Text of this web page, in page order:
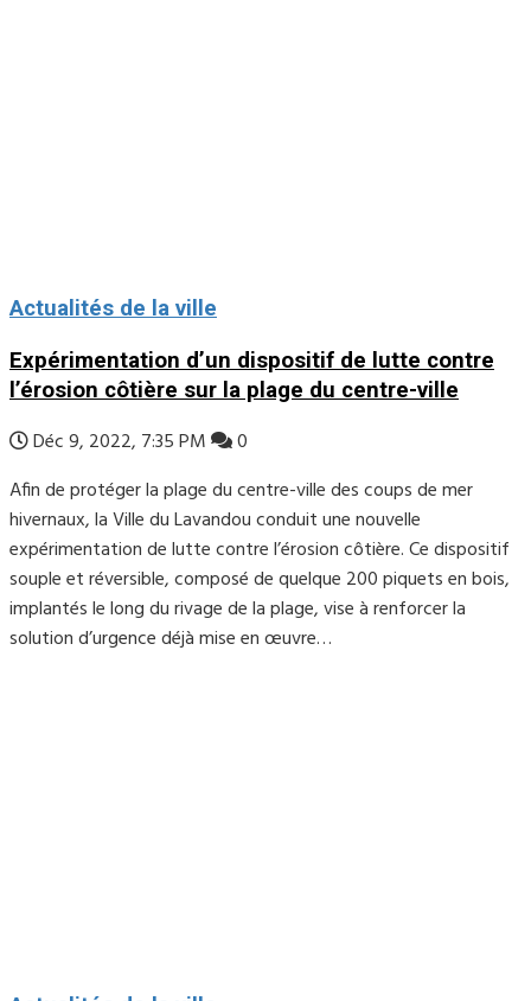
Actualités de la ville
Expérimentation d’un dispositif de lutte contre
l’érosion côtière sur la plage du centre-ville
Déc 9, 2022, 7:35 PM
0
Afin de protéger la plage du centre-ville des coups de mer
hivernaux, la Ville du Lavandou conduit une nouvelle
expérimentation de lutte contre l’érosion côtière. Ce dispositif
souple et réversible, composé de quelque 200 piquets en bois,
implantés le long du rivage de la plage, vise à renforcer la
solution d’urgence déjà mise en œuvre…